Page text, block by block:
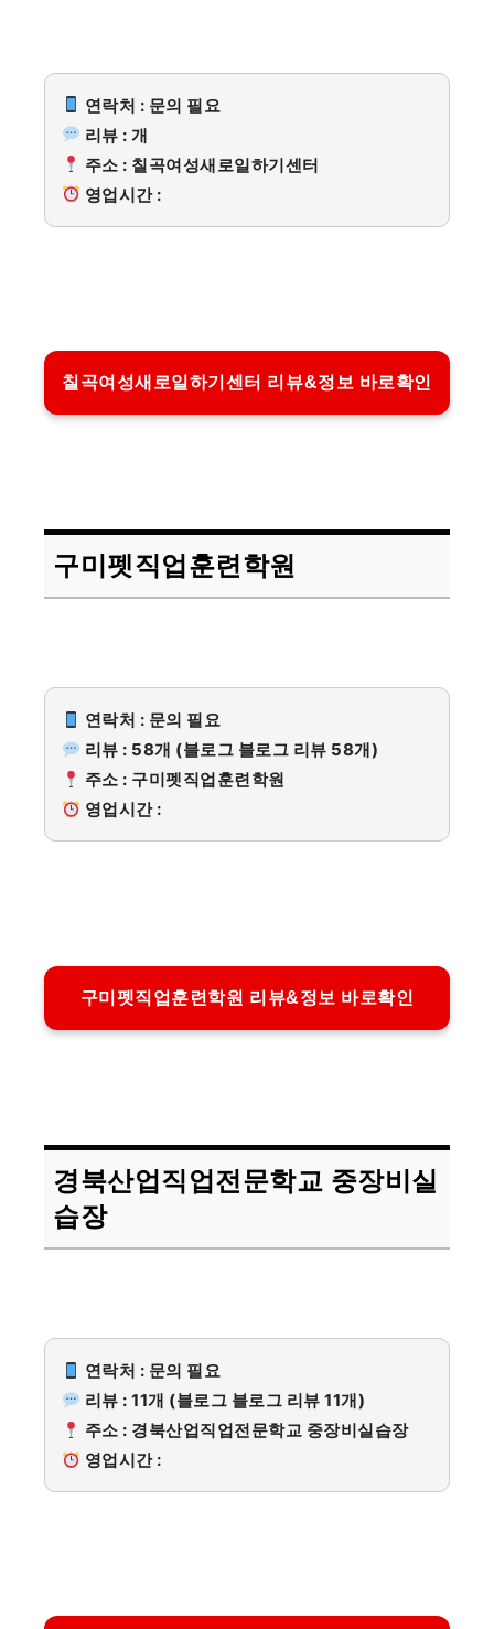
연락처 : 문의 필요
리뷰 : 개
주소 : 칠곡여성새로일하기센터
영업시간 :
칠곡여성새로일하기센터 리뷰&정보 바로확인
구미펫직업훈련학원
연락처 : 문의 필요
리뷰 : 58개 (블로그 블로그 리뷰 58개)
주소 : 구미펫직업훈련학원
영업시간 :
구미펫직업훈련학원 리뷰&정보 바로확인
경북산업직업전문학교 중장비실
습장
연락처 : 문의 필요
리뷰 : 11개 (블로그 블로그 리뷰 11개)
주소 : 경북산업직업전문학교 중장비실습장
영업시간 :